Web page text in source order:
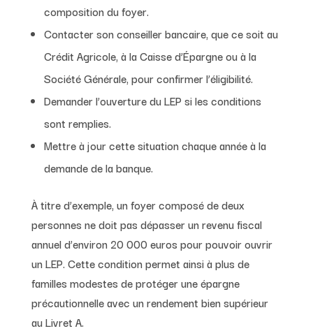
composition du foyer.
Contacter son conseiller bancaire, que ce soit au
Crédit Agricole, à la Caisse d’Épargne ou à la
Société Générale, pour confirmer l’éligibilité.
Demander l’ouverture du LEP si les conditions
sont remplies.
Mettre à jour cette situation chaque année à la
demande de la banque.
À titre d’exemple, un foyer composé de deux
personnes ne doit pas dépasser un revenu fiscal
annuel d’environ 20 000 euros pour pouvoir ouvrir
un LEP. Cette condition permet ainsi à plus de
familles modestes de protéger une épargne
précautionnelle avec un rendement bien supérieur
au Livret A.